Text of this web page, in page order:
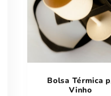
Bolsa Térmica
Vinho